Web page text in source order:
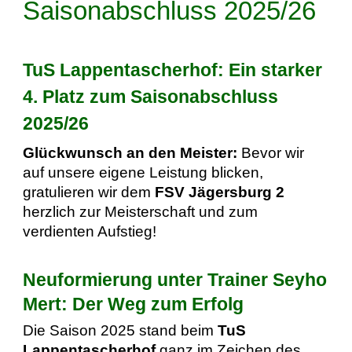
Saisonabschluss 2025/26
TuS Lappentascherhof: Ein starker
4. Platz zum Saisonabschluss
2025/26
Glückwunsch an den Meister: Bevor wir
auf unsere eigene Leistung blicken,
gratulieren wir dem FSV Jägersburg 2
herzlich zur Meisterschaft und zum
verdienten Aufstieg!
Neuformierung unter Trainer Seyho
Mert: Der Weg zum Erfolg
Die Saison 2025 stand beimTuS